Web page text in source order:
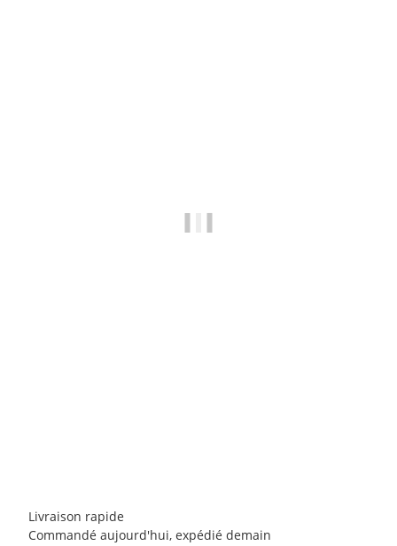
Livraison rapide
Commandé aujourd'hui, expédié demain